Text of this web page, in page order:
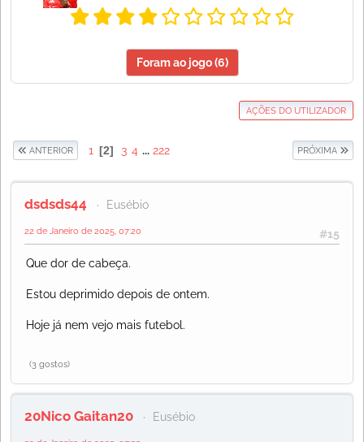
Foram ao jogo (6)
AÇÕES DO UTILIZADOR
ANTERIOR 1 2 3 4 ... 222 PRÓXIMA
dsdsds44 Eusébio
#15
22 de Janeiro de 2025, 07:20
Que dor de cabeça.
Estou deprimido depois de ontem.
Hoje já nem vejo mais futebol.
(3 gostos)
20Nico Gaitan20 Eusébio